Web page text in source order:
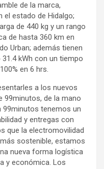
de la marca,
el estado de Hidalgo;
de 440 kg y un rango
de hasta 360 km en
Urban; además tienen
kWh con un tiempo
en 6 hrs.
a los nuevos
99minutos, de la mano
99minutos tenemos un
y entregas con
que la electromovilidad
sostenible, estamos
nueva forma logística
y económica. Los